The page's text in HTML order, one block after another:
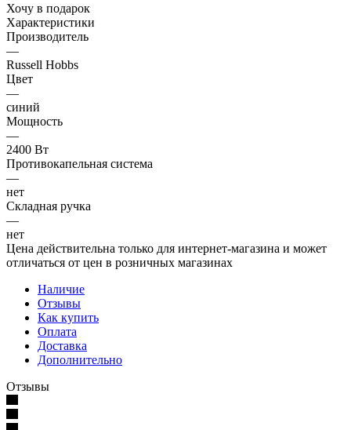
Хочу в подарок
Характеристики
Производитель
—
Russell Hobbs
Цвет
—
синий
Мощность
—
2400 Вт
Противокапельная система
—
нет
Складная ручка
—
нет
Цена действительна только для интернет-магазина и может
отличаться от цен в розничных магазинах
Наличие
Отзывы
Как купить
Оплата
Доставка
Дополнительно
Отзывы